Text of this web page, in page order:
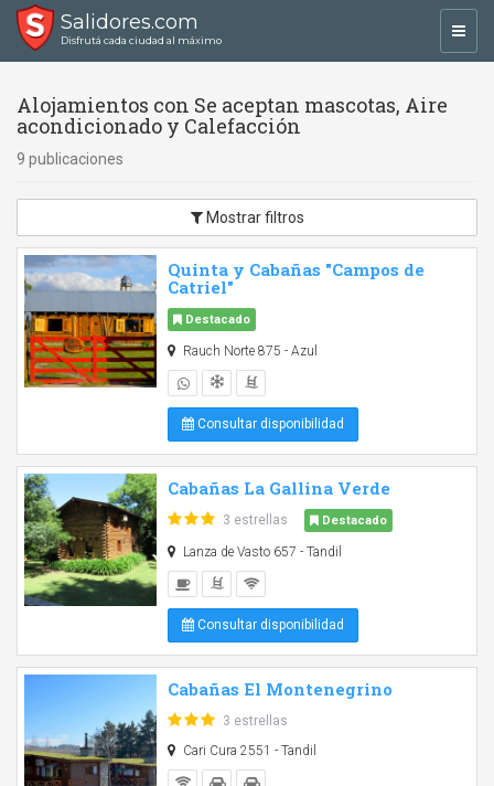
Salidores.com
Disfrutá cada ciudad al máximo
Alojamientos con Se aceptan mascotas, Aire
acondicionado y Calefacción
9 publicaciones
Mostrar filtros
Quinta y Cabañas "Campos de
Catriel"
Destacado
Rauch Norte 875 - Azul
Consultar disponibilidad
Cabañas La Gallina Verde
3 estrellas Destacado
Lanza de Vasto 657 - Tandil
Consultar disponibilidad
Cabañas El Montenegrino
3 estrellas
Cari Cura 2551 - Tandil